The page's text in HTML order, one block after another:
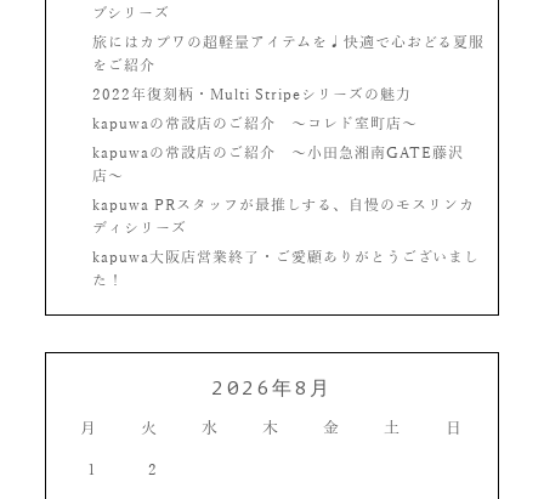
ブシリーズ
旅にはカプワの超軽量アイテムを♩快適で心おどる夏服
をご紹介
2022年復刻柄・Multi Stripeシリーズの魅力
kapuwaの常設店のご紹介 〜コレド室町店〜
kapuwaの常設店のご紹介 〜小田急湘南GATE藤沢
店〜
kapuwa PRスタッフが最推しする、自慢のモスリンカ
ディシリーズ
kapuwa大阪店営業終了・ご愛顧ありがとうございまし
た！
2026年8月
月 火 水 木 金 土 日
1 2